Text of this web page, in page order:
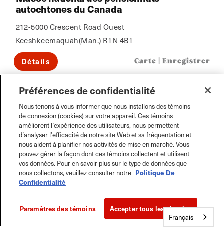
autochtones du Canada
212-5000 Crescent Road Ouest
Keeshkeemaquah(Man.) R1N 4B1
Détails Carte Enregistrer
Français
Préférences de confidentialité
Nous tenons à vous informer que nous installons des témoins
de connexion (cookies) sur votre appareil. Ces témoins
améliorent l’expérience des utilisateurs, nous permettent
d’analyser l’efficacité de notre site Web et sa fréquentation et
nous aident à planifier nos activités de mise en marché. Vous
pouvez gérer la façon dont ces témoins collectent et utilisent
vos données. Pour en savoir plus sur le type de données que
nous collectons, veuillez consulter notre Politique De
Confidentialité
Paramètres des témoins Accepter tous les témoins